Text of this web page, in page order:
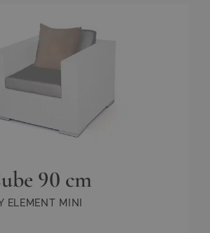
90 cm
ELEMENT MINI